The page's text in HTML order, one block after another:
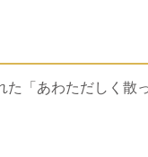
「あわただしく